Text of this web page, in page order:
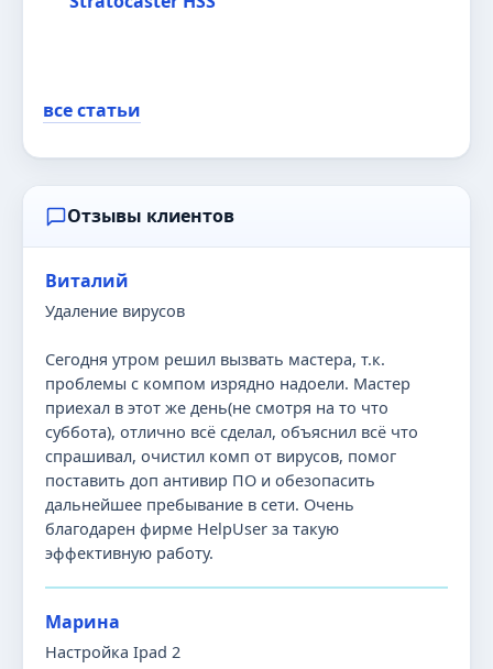
все статьи
Отзывы клиентов
Виталий
Удаление вирусов
Сегодня утром решил вызвать мастера, т.к.
проблемы с компом изрядно надоели. Мастер
приехал в этот же день(не смотря на то что
суббота), отлично всё сделал, объяснил всё что
спрашивал, очистил комп от вирусов, помог
поставить доп антивир ПО и обезопасить
дальнейшее пребывание в сети. Очень
благодарен фирме HelpUser за такую
эффективную работу.
Марина
Настройка Ipad 2